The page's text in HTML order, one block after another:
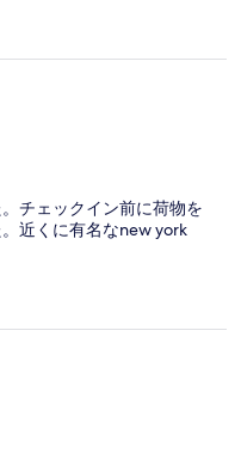
チェックイン前に荷物を
近くに有名なnew york